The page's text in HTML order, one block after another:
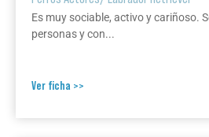
Es muy sociable, activo y cariñoso.
personas y con...
Ver ficha >>